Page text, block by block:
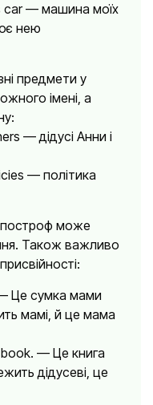
car — машина моїх
нею
предмети у
імені, а
— дідусі Анни і
— політика
може
Також важливо
— Це сумка мами
мамі, й це мама
book. — Це книга
дідусеві, це